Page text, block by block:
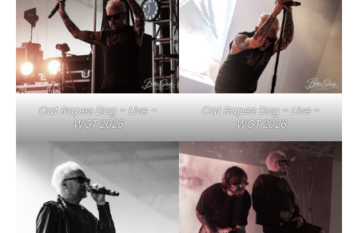
Cat Rapes Dog – Live –
WGT 2026
Cat Rapes Dog – Live –
WGT 2026